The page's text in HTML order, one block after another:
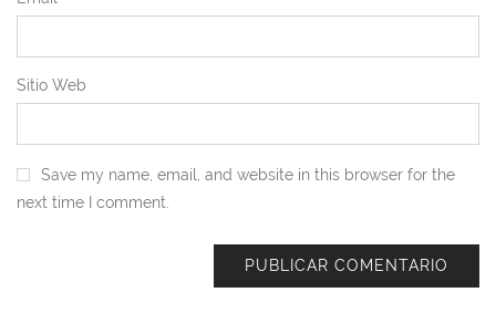
Sitio Web
Save my name, email, and website in this browser for the
next time I comment.